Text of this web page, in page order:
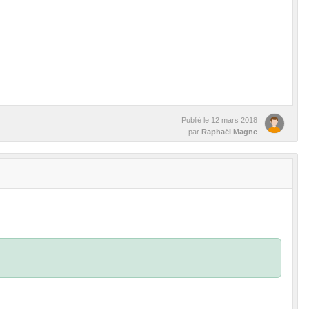
Publié le 12 mars 2018
par Raphaël Magne